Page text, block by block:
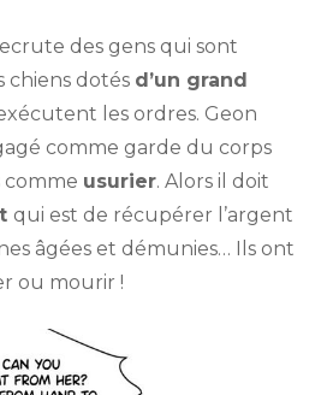
des gens qui sont
chiens dotés d’un grand
les ordres. Geon
comme garde du corps
comme usurier. Alors il doit
qui est de récupérer l’argent
âgées et démunies… Ils ont
ou mourir !